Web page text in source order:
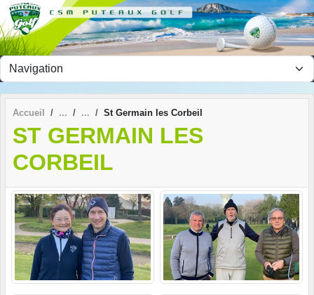
Accueil St Germain les Corbeil
ST GERMAIN LES
CORBEIL
Panneau de gestion des cookies